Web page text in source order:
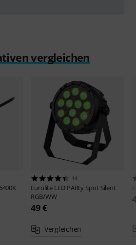
vergleichen
14
Eurolite LED PARty Spot Silent
RGB/WW
49 €
Vergleichen